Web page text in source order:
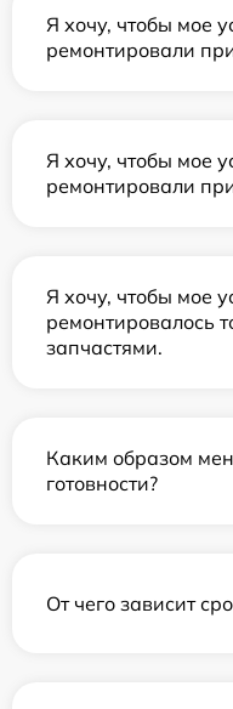
Я хочу, чтобы мое
ремонтировали
Я хочу, чтобы мое
ремонтировали
Я хочу, чтобы мое
ремонтировалось
запчастями.
Каким образом
готовности?
От чего зависит